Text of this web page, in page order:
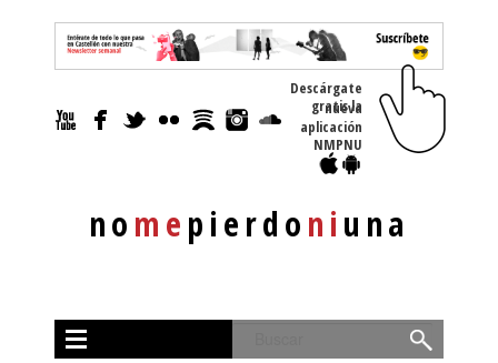
nomepierdoniuna
Descárgate
gratis la nueva
aplicación
NMPNU